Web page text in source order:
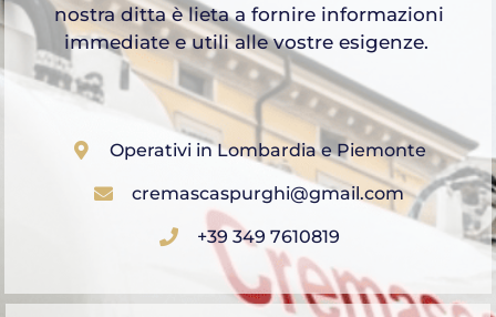
nostra ditta è lieta a fornire informazioni
immediate e utili alle vostre esigenze.
Operativi in Lombardia e Piemonte
cremascaspurghi@gmail.com
+39 349 7610819